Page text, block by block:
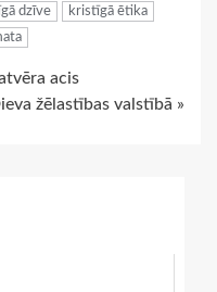
dzīve
kristīgā ētika
acis
žēlastības valstībā »